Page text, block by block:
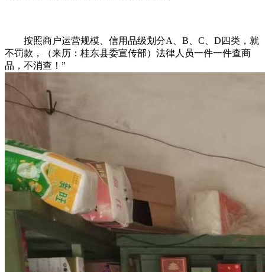
按照商户运营规模、信用品级划分A、B、C、D四类，就
不罚款，（来历：桂东县委宣传部）法律人员一件一件查商
品，不消查！”